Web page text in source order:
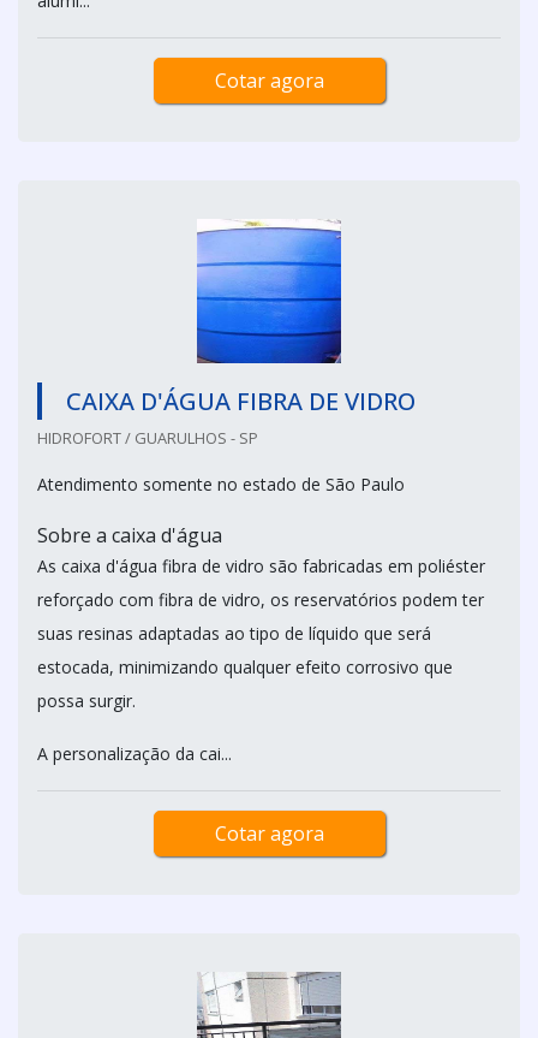
Cotar agora
CAIXA D'ÁGUA FIBRA DE VIDRO
HIDROFORT / GUARULHOS - SP
Atendimento somente no estado de São Paulo
Sobre a caixa d'água
As caixa d'água fibra de vidro são fabricadas em poliéster
reforçado com fibra de vidro, os reservatórios podem ter
suas resinas adaptadas ao tipo de líquido que será
estocada, minimizando qualquer efeito corrosivo que
possa surgir.
A personalização da cai...
Cotar agora